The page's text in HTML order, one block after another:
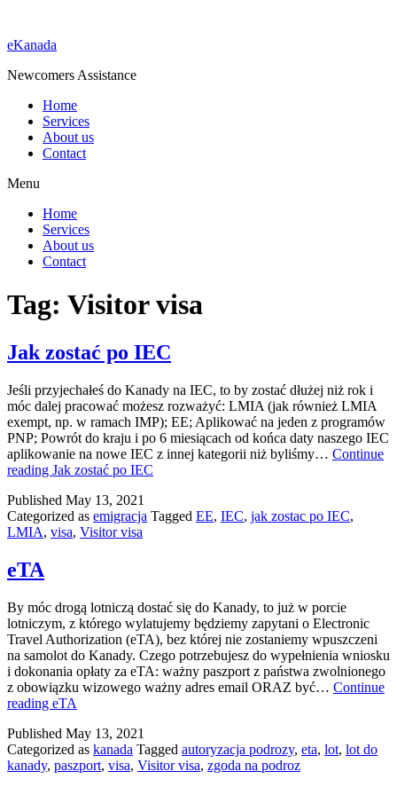
eKanada
Newcomers Assistance
Home
Services
About us
Contact
Menu
Home
Services
About us
Contact
Tag: Visitor visa
Jak zostać po IEC
Jeśli przyjechałeś do Kanady na IEC, to by zostać dłużej niż rok i
móc dalej pracować możesz rozważyć: LMIA (jak również LMIA
exempt, np. w ramach IMP); EE; Aplikować na jeden z programów
PNP; Powrót do kraju i po 6 miesiącach od końca daty naszego IEC
aplikowanie na nowe IEC z innej kategorii niż byliśmy… Continue
reading Jak zostać po IEC
Published May 13, 2021
Categorized as emigracja Tagged EE, IEC, jak zostac po IEC,
LMIA, visa, Visitor visa
eTA
By móc drogą lotniczą dostać się do Kanady, to już w porcie
lotniczym, z którego wylatujemy będziemy zapytani o Electronic
Travel Authorization (eTA), bez której nie zostaniemy wpuszczeni
na samolot do Kanady. Czego potrzebujesz do wypełnienia wniosku
i dokonania opłaty za eTA: ważny paszport z państwa zwolnionego
z obowiązku wizowego ważny adres email ORAZ być… Continue
reading eTA
Published May 13, 2021
Categorized as kanada Tagged autoryzacja podrozy, eta, lot, lot do
kanady, paszport, visa, Visitor visa, zgoda na podroz